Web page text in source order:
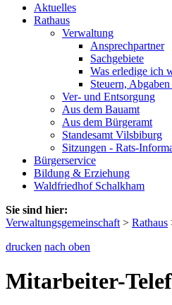
Aktuelles
Rathaus
Verwaltung
Ansprechpartner
Sachgebiete
Was erledige ich
Steuern,
Ver- und Entsorgung
Aus dem Bauamt
Aus dem Bürgeramt
Standesamt Vilsbiburg
Sitzungen - Rats-
Bürgerservice
Bildung & Erziehung
Waldfriedhof Schalkham
Sie sind hier:
Verwaltungsgemeinschaft > Rathaus
drucken nach oben
Mitarbeiter-